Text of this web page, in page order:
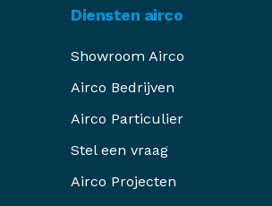
Diensten airco
Showroom Airco
Airco Bedrijven
Airco Particulier
Stel een vraag
Airco Projecten